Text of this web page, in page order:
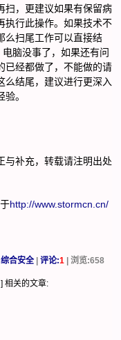
扫，更建议如果有保留病
执行此操作。如果技术不
么扫尾工作可以直接结
脑没事了，如果还有问
已经都做了，不能做的请
么结尾，建议进行更深入
。
与补充，转载请注明出处
http://www.stormcn.cn/
综合安全|评论:1 | 浏览:658
] 相关的文章: